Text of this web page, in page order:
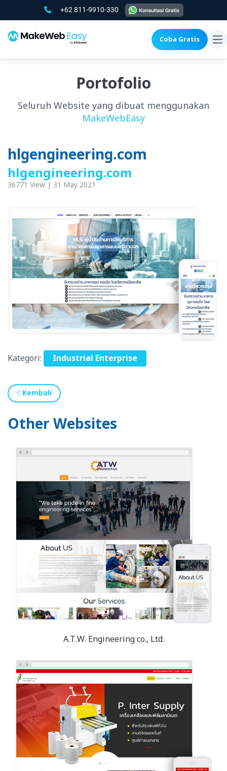
+62 811-9910-330
Coba Gratis
Portofolio
Seluruh Website yang dibuat menggunakan
MakeWebEasy
hlgengineering.com
hlgengineering.com
36771 View | 31 May 2021
Kategori: Industrial Enterprise
Kembali
Other Websites
A.T.W. Engineering co., Ltd.